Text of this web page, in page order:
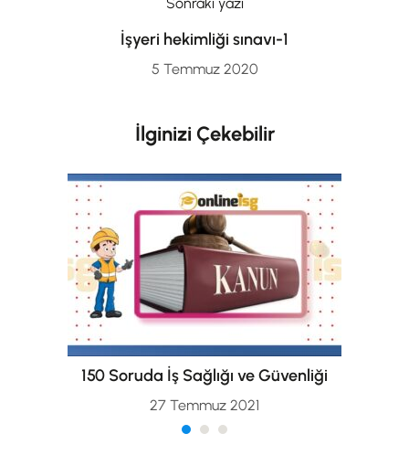
İşyeri hekimliği sınavı-1
5 Temmuz 2020
İlginizi Çekebilir
150 Soruda İş Sağlığı ve Güvenliği
27 Temmuz 2021